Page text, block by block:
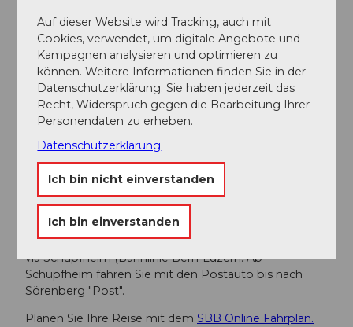
Anfahrt
Die UNESCO Biosphäre Entlebuch liegt im Herzen
der Schweiz, zentral zwischen Bern und Luzern. Sie
erreichen Sörenberg über die Hauptstrasse 10
Richtung Schüpfheim und von dort nach Flühli
Sörenberg. Von Giswil über die Panoramastrasse /
Planen Sie Ihre Route mit Hilfe desGoogle
Routenplaners.
Öffentliche Verkehrsmittel
Mit dem öffentlichen Verkehr erreichen Sie Sörenberg
via Schüpfheim (Bahnlinie Bern-Luzern. Ab
Schüpfheim fahren Sie mit den Postauto bis nach
Sörenberg "Post".
Planen Sie Ihre Reise mit dem SBB Online Fahrplan.
Auf dieser Website wird Tracking, auch mit
Cookies, verwendet, um digitale Angebote und
Kampagnen analysieren und optimieren zu
können. Weitere Informationen finden Sie in der
Datenschutzerklärung. Sie haben jederzeit das
Recht, Widerspruch gegen die Bearbeitung Ihrer
Personendaten zu erheben.
Datenschutzerklärung
Ich bin nicht einverstanden
Ich bin einverstanden